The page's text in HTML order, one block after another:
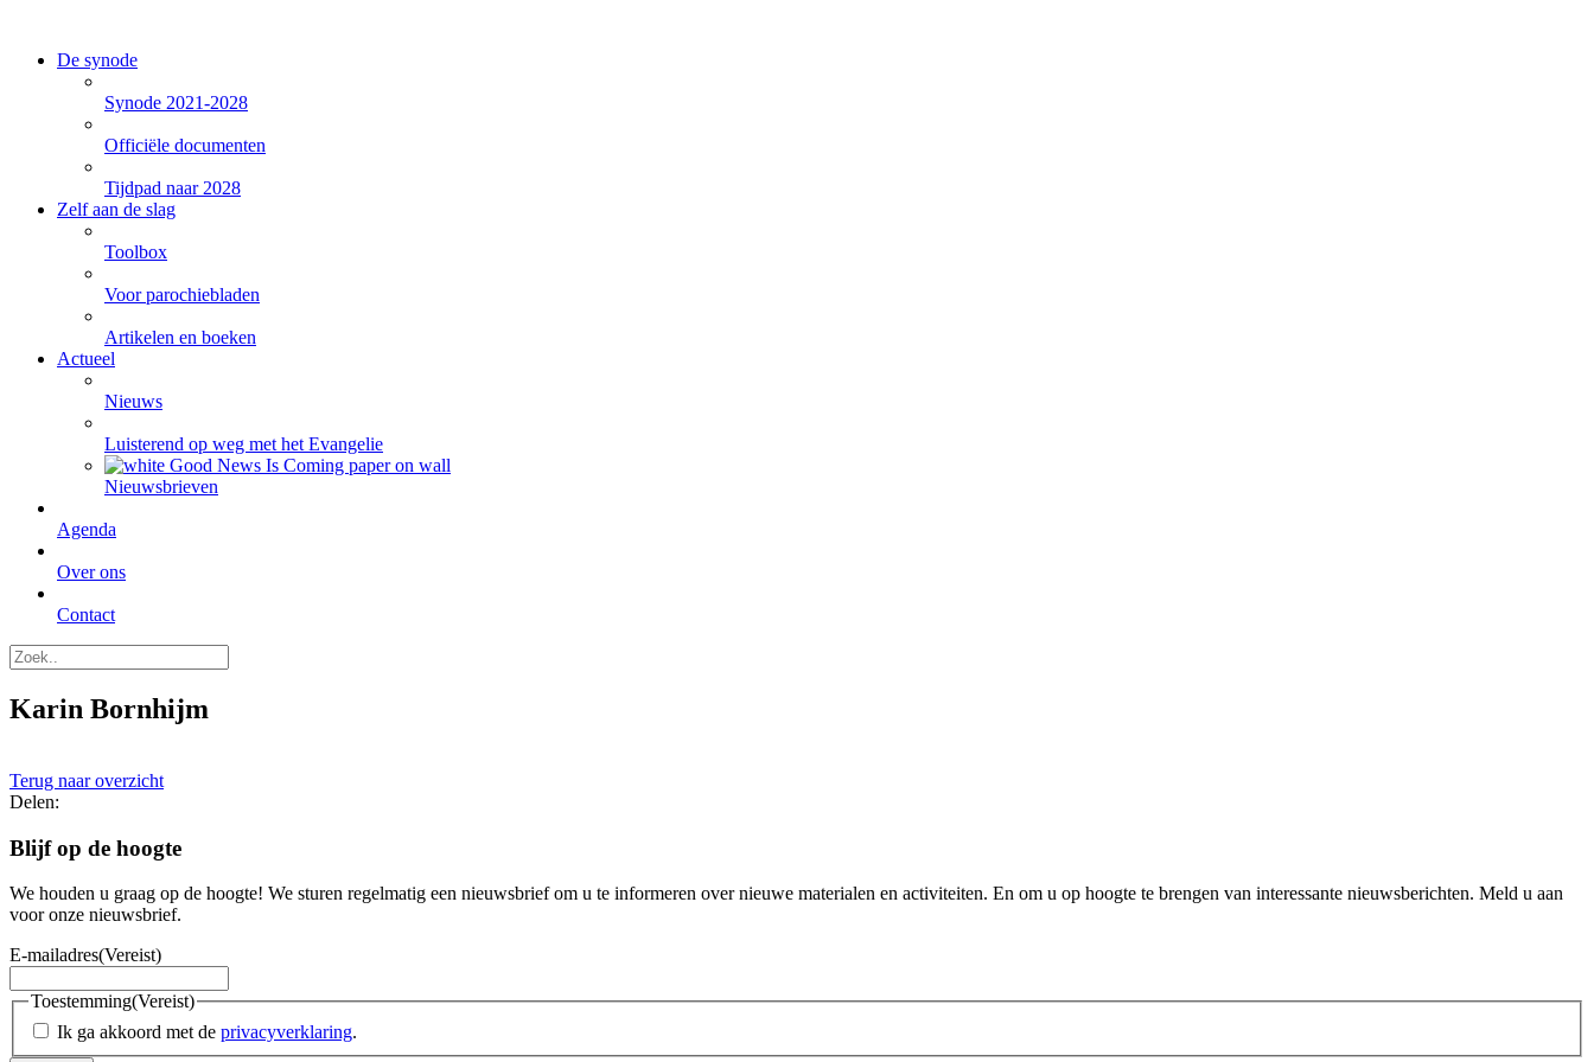
De synode
Synode 2021-2028
Officiële documenten
Tijdpad naar 2028
Zelf aan de slag
Toolbox
Voor parochiebladen
Artikelen en boeken
Actueel
Nieuws
Luisterend op weg met het Evangelie
Nieuwsbrieven
Agenda
Over ons
Contact
Karin Bornhijm
Terug naar overzicht
Delen:
Blijf op de hoogte
We houden u graag op de hoogte! We sturen regelmatig een nieuwsbrief om u te informeren over nieuwe materialen en activiteiten. En om u op hoogte te brengen van interessante nieuwsberichten. Meld u aan
voor onze nieuwsbrief.
E-mailadres(Vereist)
Toestemming(Vereist)
Ik ga akkoord met de privacyverklaring.